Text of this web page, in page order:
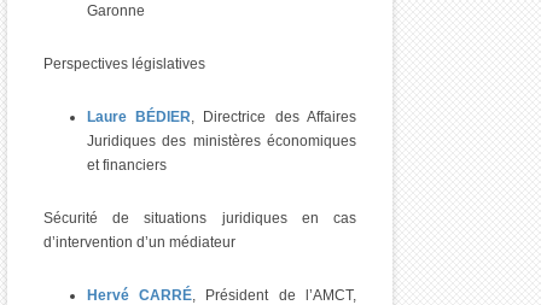
Garonne
Perspectives législatives
Laure BÉDIER, Directrice des Affaires
Juridiques des ministères économiques
et financiers
Sécurité de situations juridiques en cas
d’intervention d’un médiateur
Hervé CARRÉ, Président de l’AMCT,